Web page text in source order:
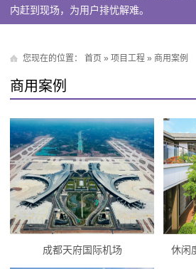
内赶到现场，为用户排忧解难。
您现在的位置： 首页 » 项目工程 » 商用案例
商用案例
成都天府国际机场 休闲